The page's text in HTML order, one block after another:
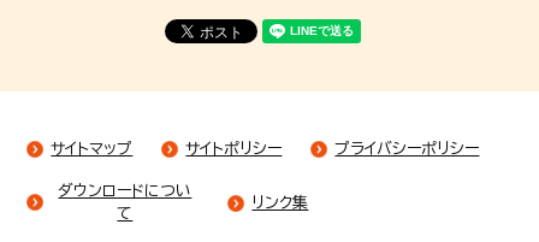
サイトマップ サイトポリシー プライバシーポリシー
ダウンロードについ
て
リンク集